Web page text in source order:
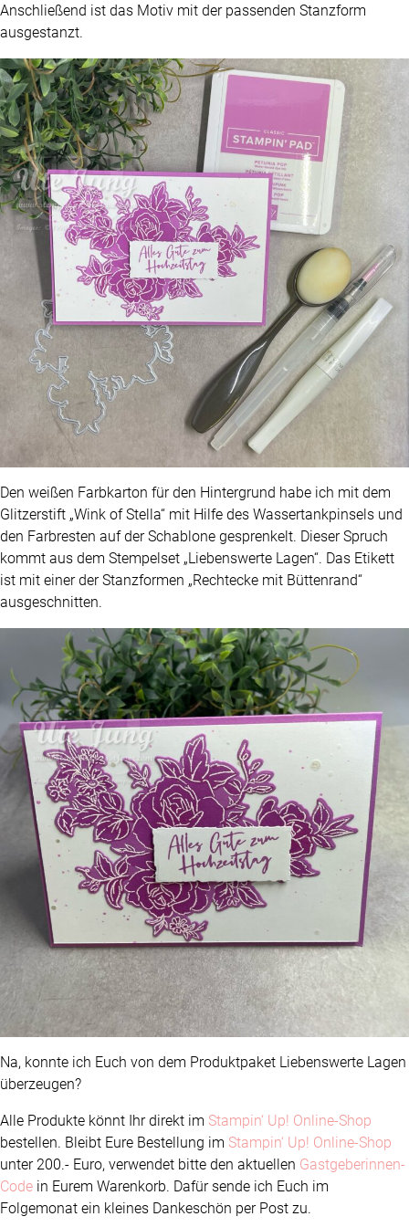
Anschließend ist das Motiv mit der passenden Stanzform
ausgestanzt.
Den weißen Farbkarton für den Hintergrund habe ich mit dem
Glitzerstift „Wink of Stella“ mit Hilfe des Wassertankpinsels und
den Farbresten auf der Schablone gesprenkelt. Dieser Spruch
kommt aus dem Stempelset „Liebenswerte Lagen“. Das Etikett
ist mit einer der Stanzformen „Rechtecke mit Büttenrand“
ausgeschnitten.
Na, konnte ich Euch von dem Produktpaket Liebenswerte Lagen
überzeugen?
Alle Produkte könnt Ihr direkt im Stampin‘ Up! Online-Shop
bestellen. Bleibt Eure Bestellung im Stampin‘ Up! Online-Shop
unter 200.- Euro, verwendet bitte den aktuellen Gastgeberinnen-
Code in Eurem Warenkorb. Dafür sende ich Euch im
Folgemonat ein kleines Dankeschön per Post zu.